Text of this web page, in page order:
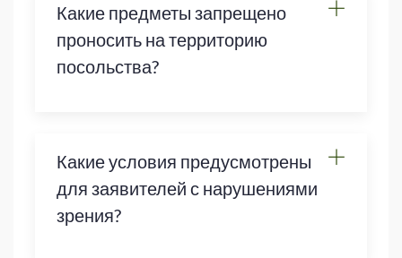
Какие предметы запрещено
проносить на территорию
посольства?
Какие условия предусмотрены
для заявителей с нарушениями
зрения?